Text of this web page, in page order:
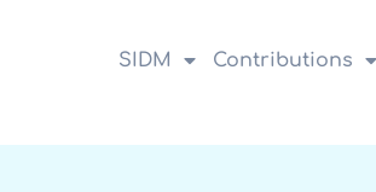
SIDM Contributions